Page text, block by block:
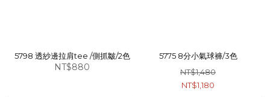
5798 透紗邊拉肩tee /側抓皺/2色
NT$880
5775 8分小氣球褲/3色
NT$1,480
NT$1,180